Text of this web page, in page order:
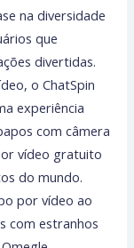
na diversidade
que
divertidas.
o ChatSpin
experiência
com câmera
vídeo gratuito
do mundo.
por vídeo ao
com estranhos